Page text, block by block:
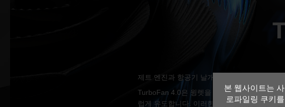
본 웹사이트는
로파일링 쿠키
제트 엔진과 항공기 날개에서 영감을 받은
TurboFan 4.0은 윙렛을 통해 공기 흐름을 안
럽게 유도합니다. 이러한 설계는 총 33%의 소